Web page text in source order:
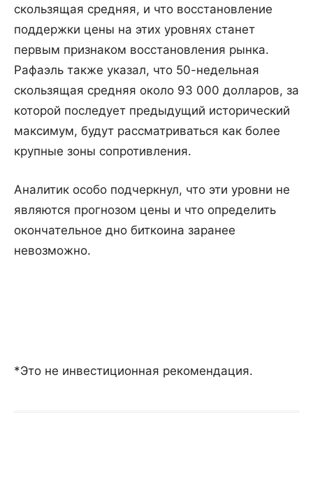
скользящая средняя, и что восстановление
поддержки цены на этих уровнях станет
первым признаком восстановления рынка.
Рафаэль также указал, что 50-недельная
скользящая средняя около 93 000 долларов, за
которой последует предыдущий исторический
максимум, будут рассматриваться как более
крупные зоны сопротивления.
Аналитик особо подчеркнул, что эти уровни не
являются прогнозом цены и что определить
окончательное дно биткоина заранее
невозможно.
*Это не инвестиционная рекомендация.